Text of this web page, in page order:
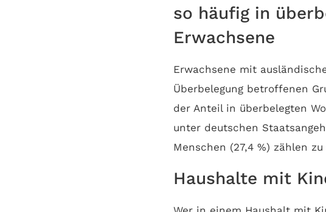
so häufig in
Erwachsene
Erwachsene mit
Überbelegung betroffenen
der Anteil in überbelegten
unter deutschen
Menschen (27,4 %) zählen
Haushalte mit